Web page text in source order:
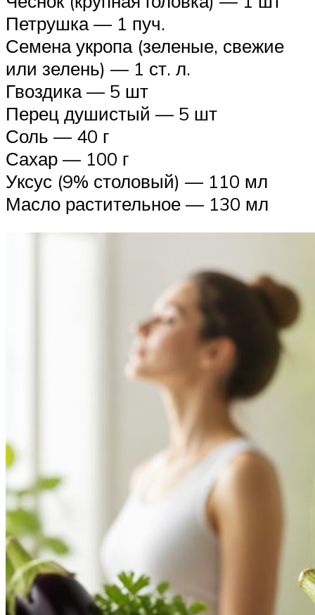
Петрушка — 1 пуч.
Семена укропа (зеленые, свежие
или зелень) — 1 ст. л.
Гвоздика — 5 шт
Перец душистый — 5 шт
Соль — 40 г
Сахар — 100 г
Уксус (9% столовый) — 110 мл
Масло растительное — 130 мл